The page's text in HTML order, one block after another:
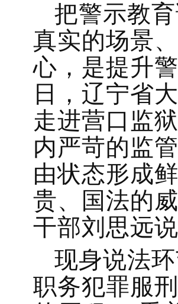
把警示教
真实的场景
心，是提升
日，辽宁省
走进营口监
内严苛的监
由状态形成
贵、国法的
干部刘思远说
现身说法
职务犯罪服